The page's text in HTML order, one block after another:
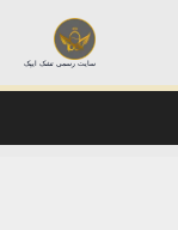
سایت رسمی تشک ایپک